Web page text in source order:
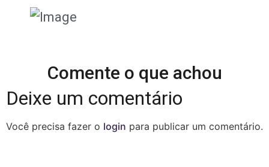
Comente o que achou
Deixe um comentário
Você precisa fazer o login para publicar um comentário.